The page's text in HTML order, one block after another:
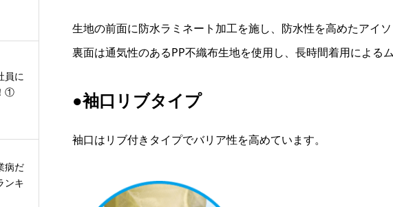
生地の前面に防水ラミネート加工を施し、防水性を高めたアイ
裏面は通気性のあるPP不織布生地を使用し、長時間着用による
●袖口リブタイプ
袖口はリブ付きタイプでバリア性を高めています。
員に
①
病だ
ンキ